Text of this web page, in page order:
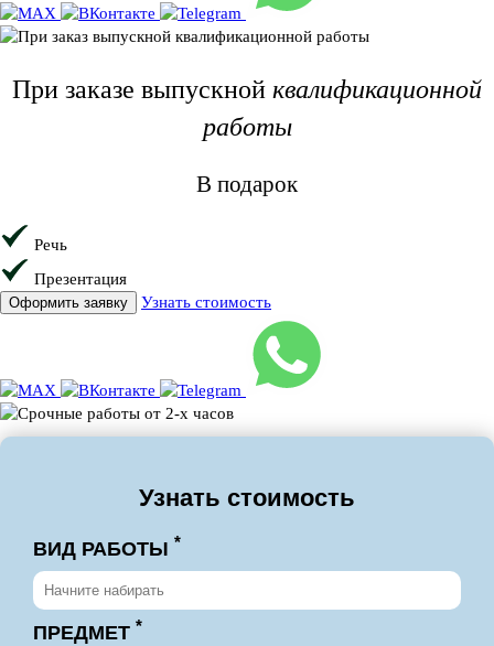
При заказе выпускной квалификационной
работы
В подарок
Речь
Презентация
Оформить заявку Узнать стоимость
Узнать стоимость
ВИД РАБОТЫ *
ПРЕДМЕТ *